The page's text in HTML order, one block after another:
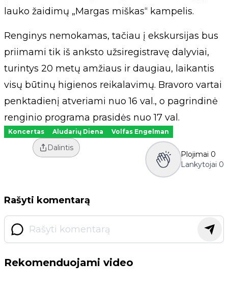
lauko žaidimų „Margas miškas“ kampelis.
Renginys nemokamas, tačiau į ekskursijas bus
priimami tik iš anksto užsiregistravę dalyviai,
turintys 20 metų amžiaus ir daugiau, laikantis
visų būtinų higienos reikalavimų. Bravoro vartai
penktadienį atveriami nuo 16 val., o pagrindinė
renginio programa prasidės nuo 17 val.
Koncertas Aludarių Diena Volfas Engelman
Dalintis
Plojimai 0
Lankytojai 0
Rašyti komentarą
Rekomenduojami video